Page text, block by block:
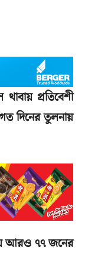
প্রতিবেশী
দিনের তুলনায়
আরও ৭৭ জনের